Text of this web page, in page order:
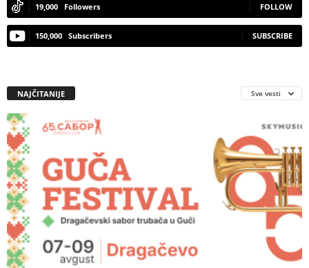
19,000 Followers FOLLOW
150,000 Subscribers SUBSCRIBE
NAJČITANIJE Sve vesti